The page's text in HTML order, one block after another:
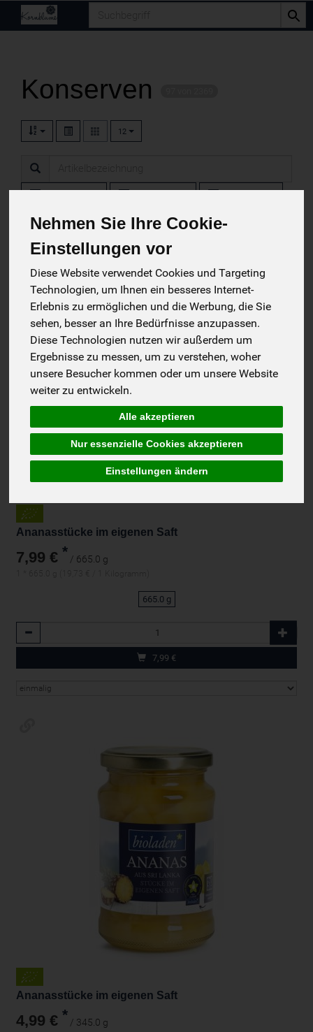
Nehmen Sie Ihre Cookie-
Einstellungen vor
Diese Website verwendet Cookies und Targeting
Technologien, um Ihnen ein besseres Internet-
Erlebnis zu ermöglichen und die Werbung, die Sie
sehen, besser an Ihre Bedürfnisse anzupassen.
Diese Technologien nutzen wir außerdem um
Ergebnisse zu messen, um zu verstehen, woher
unsere Besucher kommen oder um unsere Website
weiter zu entwickeln.
Alle akzeptieren
Nur essenzielle Cookies akzeptieren
Einstellungen ändern
Konserven
12
Ananasstücke im eigenen Saft
7,99 € * / 665.0 g
665.0 g
7,99 €
Ananasstücke im eigenen Saft
4,99 € * / 345.0 g